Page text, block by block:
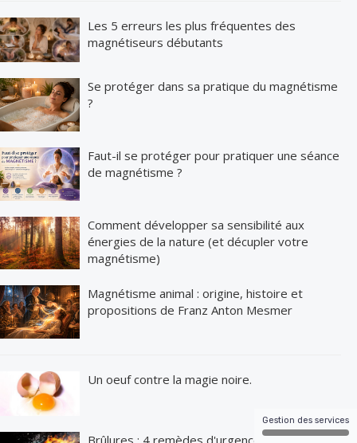
Les 5 erreurs les plus fréquentes des
magnétiseurs débutants
Se protéger dans sa pratique du magnétisme
?
Faut-il se protéger pour pratiquer une séance
de magnétisme ?
Comment développer sa sensibilité aux
énergies de la nature (et décupler votre
magnétisme)
Magnétisme animal : origine, histoire et
propositions de Franz Anton Mesmer
Un oeuf contre la magie noire.
Brûlures ; 4 remèdes d'urgence !
Gestion des services